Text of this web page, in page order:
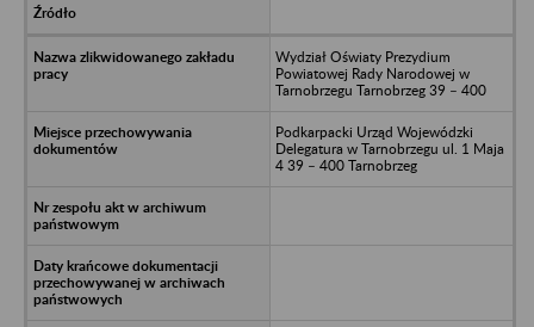
Wydział Oświaty Prezydium
Powiatowej Rady Narodowej w
Tarnobrzegu Tarnobrzeg 39 – 400
Podkarpacki Urząd Wojewódzki
Delegatura w Tarnobrzegu ul. 1 Maja
4 39 – 400 Tarnobrzeg